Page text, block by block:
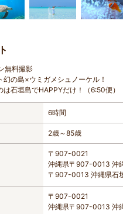
無料撮影
幻の島×ウミガメシュノーケル！
は石垣島でHAPPYだけ！（6:50便）
6時間
2歳～85歳
〒907-0021
沖縄県〒907-0013 沖
〒907-0013 沖縄県石
〒907-0021
沖縄県〒907-0013 沖